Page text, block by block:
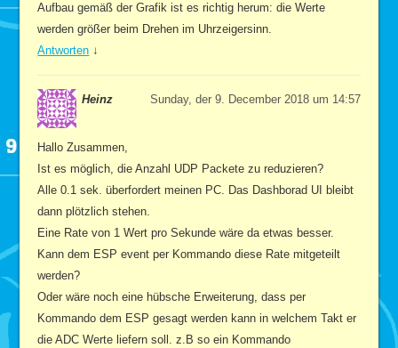
Aufbau gemäß der Grafik ist es richtig herum: die Werte
werden größer beim Drehen im Uhrzeigersinn.
Antworten ↓
Heinz Sunday, der 9. December 2018 um 14:57
Hallo Zusammen,
Ist es möglich, die Anzahl UDP Packete zu reduzieren?
Alle 0.1 sek. überfordert meinen PC. Das Dashborad UI bleibt
dann plötzlich stehen.
Eine Rate von 1 Wert pro Sekunde wäre da etwas besser.
Kann dem ESP event per Kommando diese Rate mitgeteilt
werden?
Oder wäre noch eine hübsche Erweiterung, dass per
Kommando dem ESP gesagt werden kann in welchem Takt er
die ADC Werte liefern soll. z.B so ein Kommando